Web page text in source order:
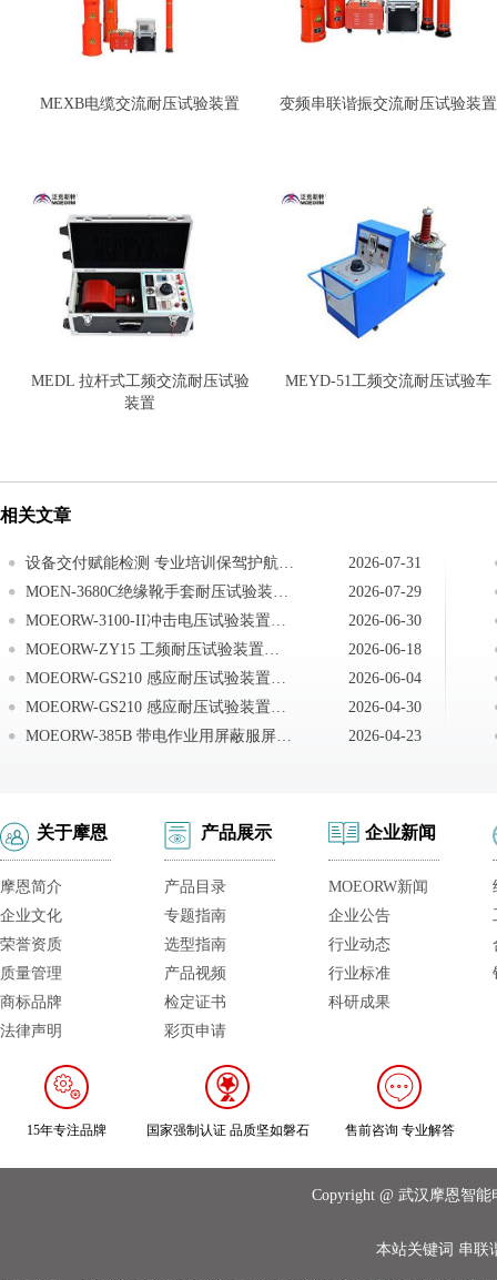
MEXB电缆交流耐压试验装置 变频串联谐振交流耐压试验装置
MEDL 拉杆式工频交流耐压试验
装置
MEYD-51工频交流耐压试验车
相关文章
设备交付赋能检测 专业培训保驾护航｜武汉摩恩赴无锡完成无局放工频耐压试验装置交付培训
2026-07-31
MOEN-3680C绝缘靴手套耐压试验装置注意事项
2026-07-29
MOEORW-3100-II冲击电压试验装置注意事项
2026-06-30
MOEORW-ZY15 工频耐压试验装置试验结束的操作
2026-06-18
MOEORW-GS210 感应耐压试验装置试验注意事项
2026-06-04
MOEORW-GS210 感应耐压试验装置一体式感应耐压装置试验方法
2026-04-30
MOEORW-385B 带电作业用屏蔽服屏蔽效率试验装置注意事项
2026-04-23
关于摩恩
摩恩简介
企业文化
荣誉资质
质量管理
商标品牌
法律声明
产品展示
产品目录
专题指南
选型指南
产品视频
检定证书
彩页申请
企业新闻
MOEORW新闻
企业公告
行业动态
行业标准
科研成果
15年专注品牌 国家强制认证 品质坚如磐石 售前咨询 专业解答
Copyright @ 武汉摩恩智
本站关键词 串联